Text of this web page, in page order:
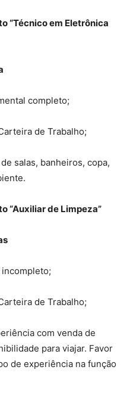
“Técnico em Eletrônica
completo;
de Trabalho;
salas, banheiros, copa,
“Auxiliar de Limpeza”
de Trabalho;
com venda de
para viajar. Favor
de experiência na função